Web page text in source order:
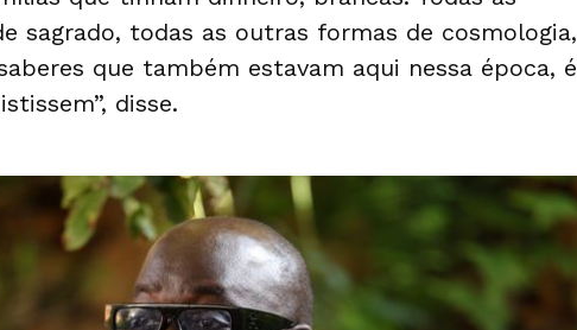
sagrado, todas as outras formas de cosmologia,
que também estavam aqui nessa época, é
disse.